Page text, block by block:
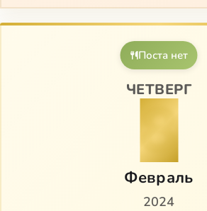
от радости, что Бог бывает
то из «ученых» смущает, что
отвергает аскетику и слишком
любви Божией. Но вслушаемся в
подразумевает старец под
любовью: это не только восторг
Поучения старца Порфирия
Поста нет
ЧЕТВЕРГ
8
Февраль
2024